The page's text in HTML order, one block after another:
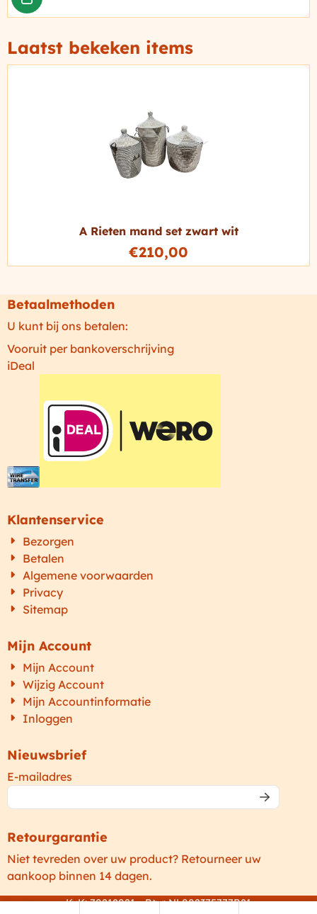
Laatst bekeken items
A Rieten mand set zwart wit
€210,00
Betaalmethoden
U kunt bij ons betalen:
Vooruit per bankoverschrijving
iDeal
Klantenservice
Bezorgen
Betalen
Algemene voorwaarden
Privacy
Sitemap
Mijn Account
Mijn Account
Wijzig Account
Mijn Accountinformatie
Inloggen
Nieuwsbrief
E-mailadres
Retourgarantie
Niet tevreden over uw product? Retourneer uw
aankoop binnen 14 dagen.
KvK: 70218021 - Btw: NL002375777B81